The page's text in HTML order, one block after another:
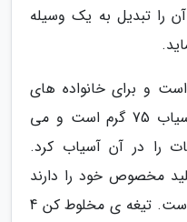
را تبدیل به یک وسیله
مخلوط کن 1.2 لیتر است و برای خانواده های
کوچک مناسب است. ظرفیت آسیاب 75 گرم است و می
را در آن آسیاب کرد.
مخصوص خود را دارند
که در جلوی دستگاه تعبیه شده است. تیغه ی مخلوط کن 4